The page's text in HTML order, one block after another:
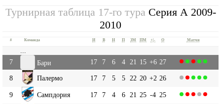
Турнирная таблица 17-го тура Серия А 2009-
2010
# Команда И В Н П ЗМ ПМ +|- О Матчи
7
Бари 17 7 6 4 21 15 +6 27
8 Палермо 17 7 5 5 22 20 +2 26
9 Сампдория 17 7 4 6 21 25 -4 25